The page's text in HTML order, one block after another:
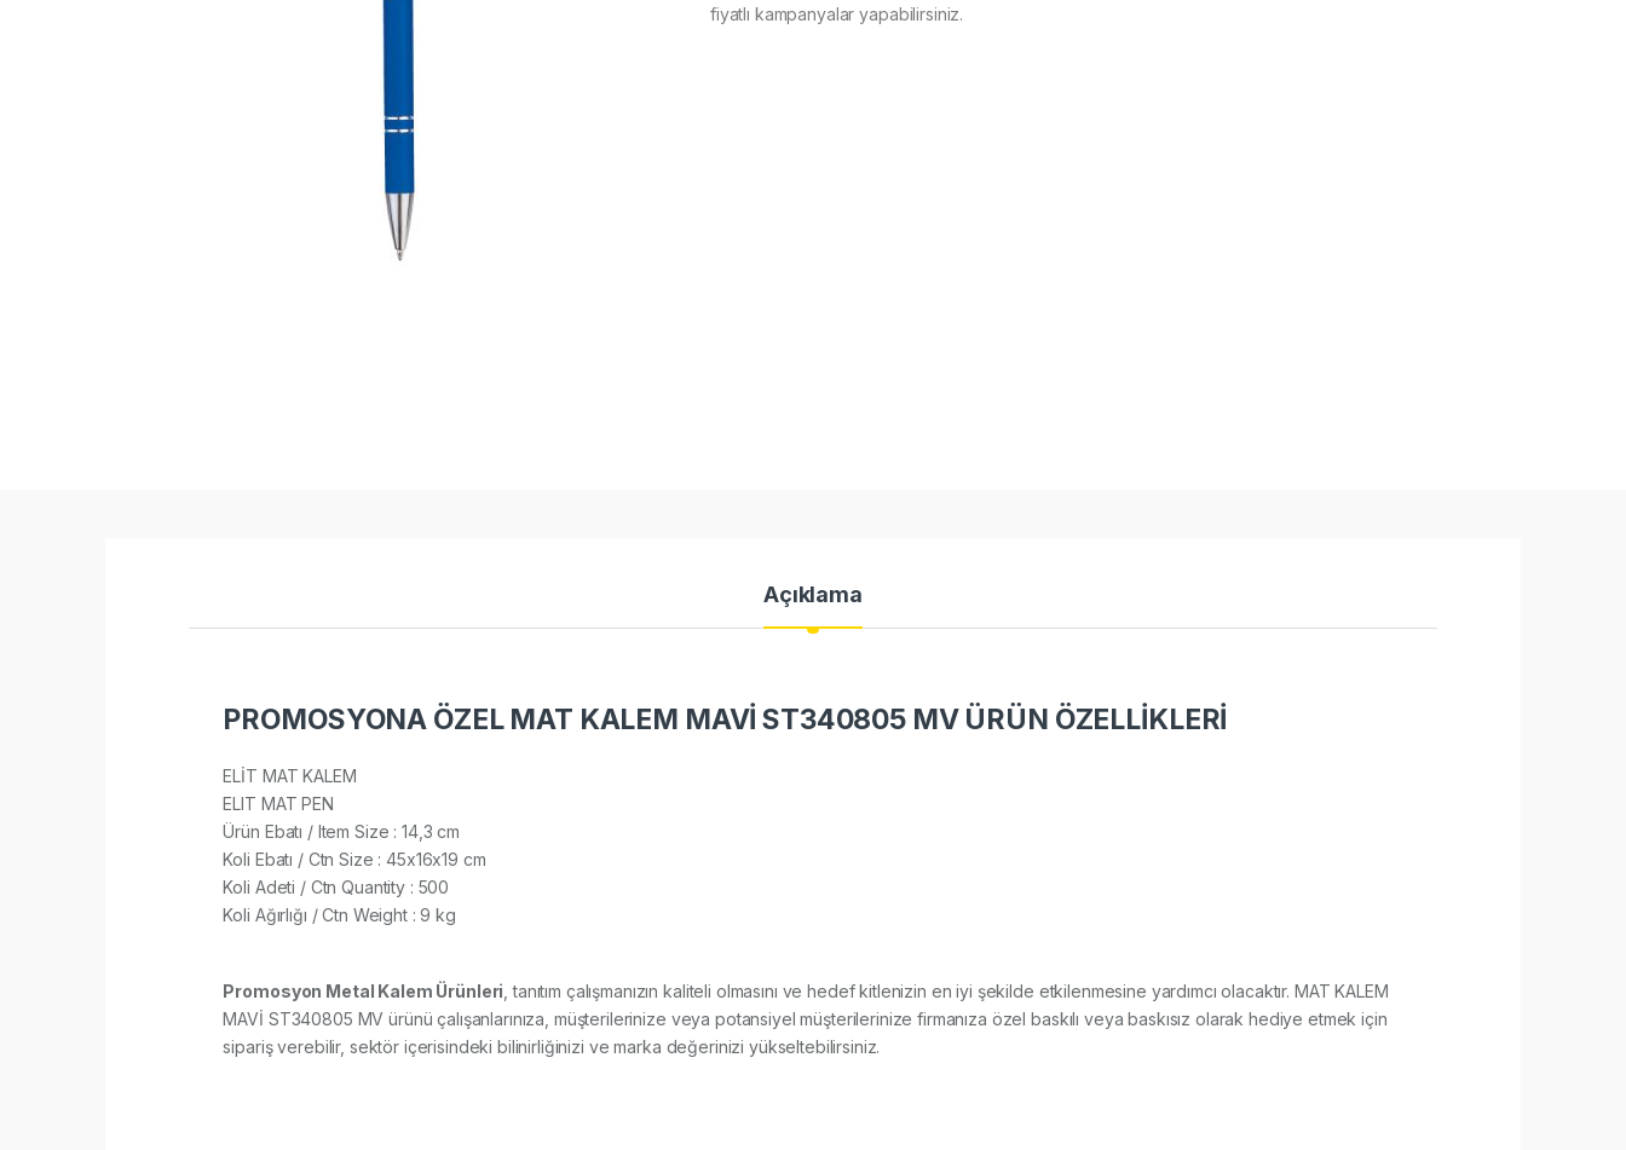
fiyatlı kampanyalar yapabilirsiniz.
Açıklama
PROMOSYONA ÖZEL MAT KALEM MAVİ ST340805 MV ÜRÜN ÖZELLİKLERİ
ELİT MAT KALEM
ELIT MAT PEN
Ürün Ebatı / Item Size : 14,3 cm
Koli Ebatı / Ctn Size : 45x16x19 cm
Koli Adeti / Ctn Quantity : 500
Koli Ağırlığı / Ctn Weight : 9 kg
Promosyon Metal Kalem Ürünleri , tanıtım çalışmanızın kaliteli olmasını ve hedef kitlenizin en iyi şekilde etkilenmesine yardımcı olacaktır. MAT KALEM
MAVİ ST340805 MV ürünü çalışanlarınıza, müşterilerinize veya potansiyel müşterilerinize firmanıza özel baskılı veya baskısız olarak hediye etmek için
sipariş verebilir, sektör içerisindeki bilinirliğinizi ve marka değerinizi yükseltebilirsiniz.